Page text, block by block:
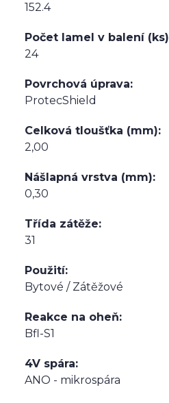
152.4
Počet lamel v balení (ks)
24
Povrchová úprava
ProtecShield
Celková tloušťka (mm)
2,00
Nášlapná vrstva (mm)
0,30
Třída zátěže
31
Použití
Bytové / Zátěžové
Reakce na oheň
Bfl-S1
4V spára
ANO - mikrospára